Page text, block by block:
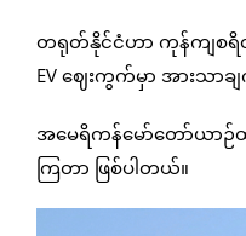
တရုတ်နိုင်ငံဟာ ကုန်ကျစရိ
EV ဈေးကွက်မှာ အားသာ
အမေရိကန်မော်တော်ယ
ကြတာ ဖြစ်ပါတယ်။